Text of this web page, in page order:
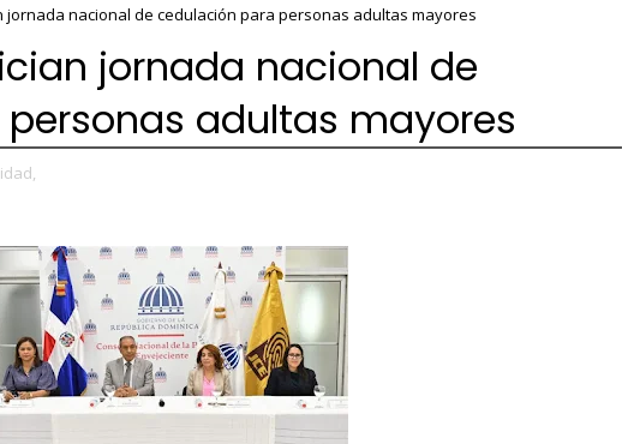
jornada nacional de cedulación para personas adultas mayores
jornada nacional de
adultas mayores